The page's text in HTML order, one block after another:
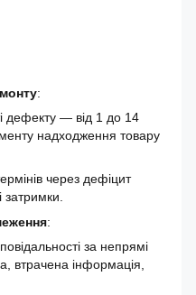
:
дефекту — від 1 до 14
надходження товару
через дефіцит
затримки.
:
за непрямі
втрачена інформація,